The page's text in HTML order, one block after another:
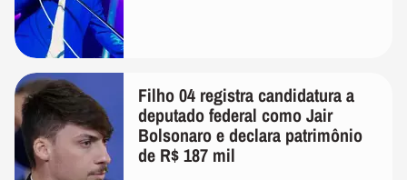
Filho 04 registra candidatura a
deputado federal como Jair
Bolsonaro e declara patrimônio
de R$ 187 mil